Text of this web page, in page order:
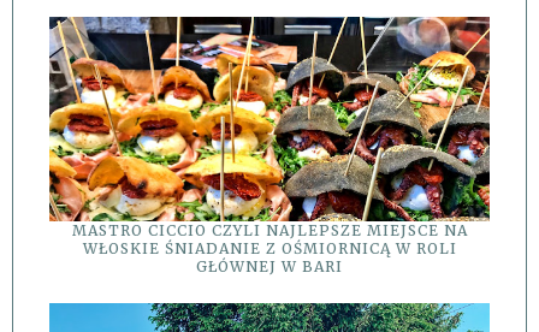
MASTRO CICCIO CZYLI NAJLEPSZE MIEJSCE NA
WŁOSKIE ŚNIADANIE Z OŚMIORNICĄ W ROLI
GŁÓWNEJ W BARI